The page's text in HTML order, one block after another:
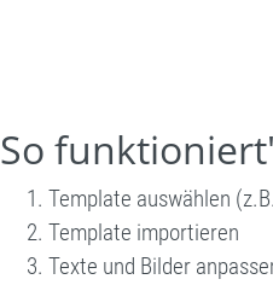
So
Template auswählen
Template importieren
Texte und Bilder